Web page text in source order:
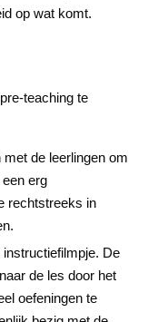
op wat komt.
teaching te
de leerlingen om
erg
rechtstreeks in
De
de les door het
oefeningen te